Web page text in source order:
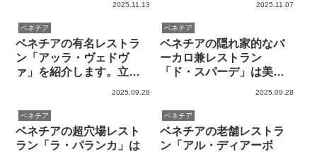
2025.11.13 2025.11.07
ベネチア
ベネチアの有名レストラ
ン「アッラ・ヴェドヴ
ァ」を紹介します。立ち
2025.09.28
ベネチア
ベネチアの隠れ家的なバ
ーカロ兼レストラン
「ド・スパーデ」は美味
2025.09.28
ベネチア
ベネチアの超穴場レスト
ラン「ラ・パランカ」は
ベネチア
ベネチアの老舗レストラ
ン「アル・ディアーボ